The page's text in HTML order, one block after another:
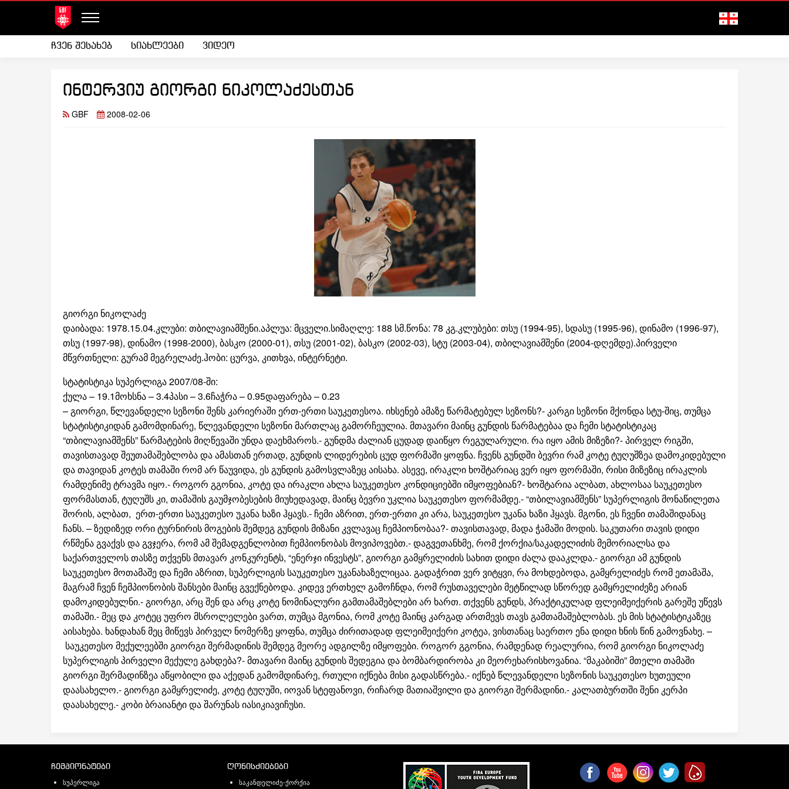
ჩვენ შესახებ სიახლეები ვიდეო
ინტერვიუ გიორგი ნიკოლაძესთან
GBF 2008-02-06
გიორგი ნიკოლაძე
დაიბადა: 1978.15.04.კლუბი: თბილავიამშენი.აპლუა: მცველი.სიმაღლე: 188 სმ.წონა: 78 კგ.კლუბები: თსუ (1994-95), სდასუ (1995-96), დინამო (1996-97),
თსუ (1997-98), დინამო (1998-2000), ბასკო (2000-01), თსუ (2001-02), ბასკო (2002-03), სტუ (2003-04), თბილავიამშენი (2004-დღემდე).პირველი
მწვრთნელი: გურამ მეგრელაძე.ჰობი: ცურვა, კითხვა, ინტერნეტი.
სტატისტიკა სუპერლიგა 2007/08-ში:
ქულა – 19.1მოხსნა – 3.4პასი – 3.6ჩაჭრა – 0.95დაფარება – 0.23
– გიორგი, წლევანდელი სეზონი შენს კარიერაში ერთ-ერთი საუკეთესოა. იხსენებ ამაზე წარმატებულ სეზონს?- კარგი სეზონი მქონდა სტუ-შიც, თუმცა
სტატისტიკიდან გამომდინარე, წლევანდელი სეზონი მართლაც გამორჩეულია. მთავარი მაინც გუნდის წარმატებაა და ჩემი სტატისტიკაც
“თბილავიამშენს” წარმატების მიღწევაში უნდა დაეხმაროს.- გუნდმა ძალიან ცუდად დაიწყო რეგულარული. რა იყო ამის მიზეზი?- პირველ რიგში,
თავისთავად შეუთამაშებლობა და ამასთან ერთად, გუნდის ლიდერების ცუდ ფორმაში ყოფნა. ჩვენს გუნდში ბევრი რამ კოტე ტუღუშზეა დამოკიდებული
და თავიდან კოტეს თამაში რომ არ წაუვიდა, ეს გუნდის გამოსვლაზეც აისახა. ასევე, ირაკლი ხოშტარიაც ვერ იყო ფორმაში, რისი მიზეზიც ირაკლის
რამდენიმე ტრავმა იყო.- როგორ გგონია, კოტე და ირაკლი ახლა საუკეთესო კონდიციებში იმყოფებიან?- ხოშტარია ალბათ, ახლოსაა საუკეთესო
ფორმასთან, ტუღუშს კი, თამაშის გაუმჯობესების მიუხედავად, მაინც ბევრი უკლია საუკეთესო ფორმამდე.- “თბილავიამშენს” სუპერლიგის მონაწილეთა
შორის, ალბათ, ერთ-ერთი საუკეთესო უკანა ხაზი ჰყავს.- ჩემი აზრით, ერთ-ერთი კი არა, საუკეთესო უკანა ხაზი ჰყავს. მგონი, ეს ჩვენი თამაშიდანაც
ჩანს. – ზედიზედ ორი ტურნირის მოგების შემდეგ გუნდის მიზანი კვლავაც ჩემპიონობაა?- თავისთავად, მადა ჭამაში მოდის. საკუთარი თავის დიდი
რწმენა გვაქვს და გვჯერა, რომ ამ შემადგენლობით ჩემპიონობას მოვიპოვებთ.- დაგვეთანხმე, რომ ქორქია/საკადელიძის მემორიალსა და
საქართველოს თასზე თქვენს მთავარ კონკურენტს, “ენერჯი ინვესტს”, გიორგი გამყრელიძის სახით დიდი ძალა დააკლდა.- გიორგი ამ გუნდის
საუკეთესო მოთამაშე და ჩემი აზრით, სუპერლიგის საუკეთესო უკანახაზელიცაა. გადაჭრით ვერ ვიტყვი, რა მოხდებოდა, გამყრელიძეს რომ ეთამაშა,
მაგრამ ჩვენ ჩემპიონობის შანსები მაინც გვექნებოდა. კიდევ ერთხელ გამოჩნდა, რომ რუსთაველები მეტწილად სწორედ გამყრელიძეზე არიან
დამოკიდებულნი.- გიორგი, არც შენ და არც კოტე ნომინალური გამთამაშებლები არ ხართ. თქვენს გუნდს, პრაქტიკულად ფლეიმეიქერის გარეშე უწევს
თამაში.- მეც და კოტეც უფრო მსროლელები ვართ, თუმცა მგონია, რომ კოტე მაინც კარგად ართმევს თავს გამთამაშებლობას. ეს მის სტატისტიკაზეც
აისახება. ხანდახან მეც მიწევს პირველ ნომერზე ყოფნა, თუმცა ძირითადად ფლეიმეიქერი კოტეა, ვისთანაც საერთო ენა დიდი ხნის წინ გამოვნახე. –
საუკეთესო მექულეებში გიორგი შერმადინის შემდეგ მეორე ადგილზე იმყოფები. როგორ გგონია, რამდენად რეალურია, რომ გიორგი ნიკოლაძე
სუპერლიგის პირველი მექულე გახდება?- მთავარი მაინც გუნდის შედეგია და ბომბარდირობა კი მეორეხარისხოვანია. “მაკაბიში” მთელი თამაში
გიორგი შერმადინზეა აწყობილი და აქედან გამომდინარე, რთული იქნება მისი გადასწრება.- იქნებ წლევანდელი სეზონის საუკეთესო ხუთეული
დაასახელო.- გიორგი გამყრელიძე, კოტე ტუღუში, იოვან სტეფანოვი, რიჩარდ მათიაშვილი და გიორგი შერმადინი.- კალათბურთში შენი კერპი
დაასახელე.- კობი ბრაიანტი და შარუნას იასიკიავიჩუსი.
ჩემპიონატები
სუპერლიგა
ღონისძიებები
საკანდელიძე-ქორქია